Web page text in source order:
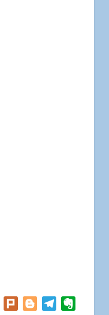
Facebook
Plurk BloggerTelegram